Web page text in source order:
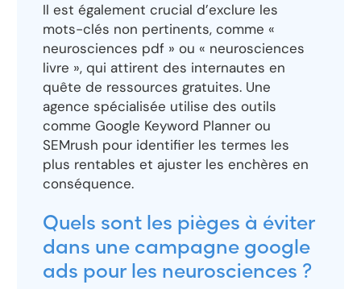
Il est également crucial d’exclure les
mots-clés non pertinents, comme «
neurosciences pdf » ou « neurosciences
livre », qui attirent des internautes en
quête de ressources gratuites. Une
agence spécialisée utilise des outils
comme Google Keyword Planner ou
SEMrush pour identifier les termes les
plus rentables et ajuster les enchères en
conséquence.
Quels sont les pièges à éviter
dans une campagne google
ads pour les neurosciences ?